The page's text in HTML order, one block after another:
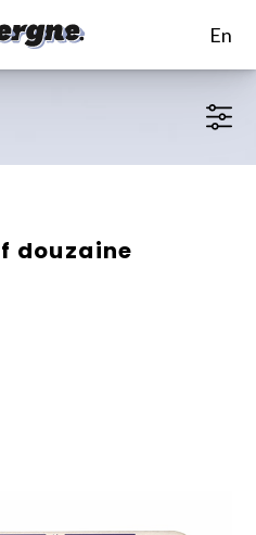
en
douzaine